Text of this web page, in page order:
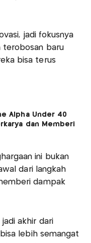
jadi fokusnya
terobosan baru
bisa terus
Alpha Under 40
dan Memberi
ini bukan
dari langkah
dampak
jadi akhir dari
lebih semangat